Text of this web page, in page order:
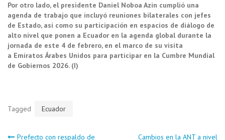
Por otro lado, el presidente Daniel Noboa Azin cumplió una
agenda de trabajo que incluyó reuniones bilaterales con jefes
de Estado, así como su participación en espacios de diálogo de
alto nivel que ponen a Ecuador en la agenda global durante la
jornada de este 4 de febrero, en el marco de su visita
a Emiratos Árabes Unidos para participar en la Cumbre Mundial
de Gobiernos 2026. (I)
Tagged Ecuador
Prefecto con respaldo de
Cambios en la ANT a nivel